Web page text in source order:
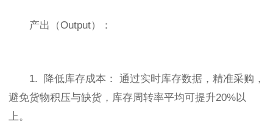
产出（Output）：
1. 降低库存成本： 通过实时库存数据，精准采购，
避免货物积压与缺货，库存周转率平均可提升20%以
上。